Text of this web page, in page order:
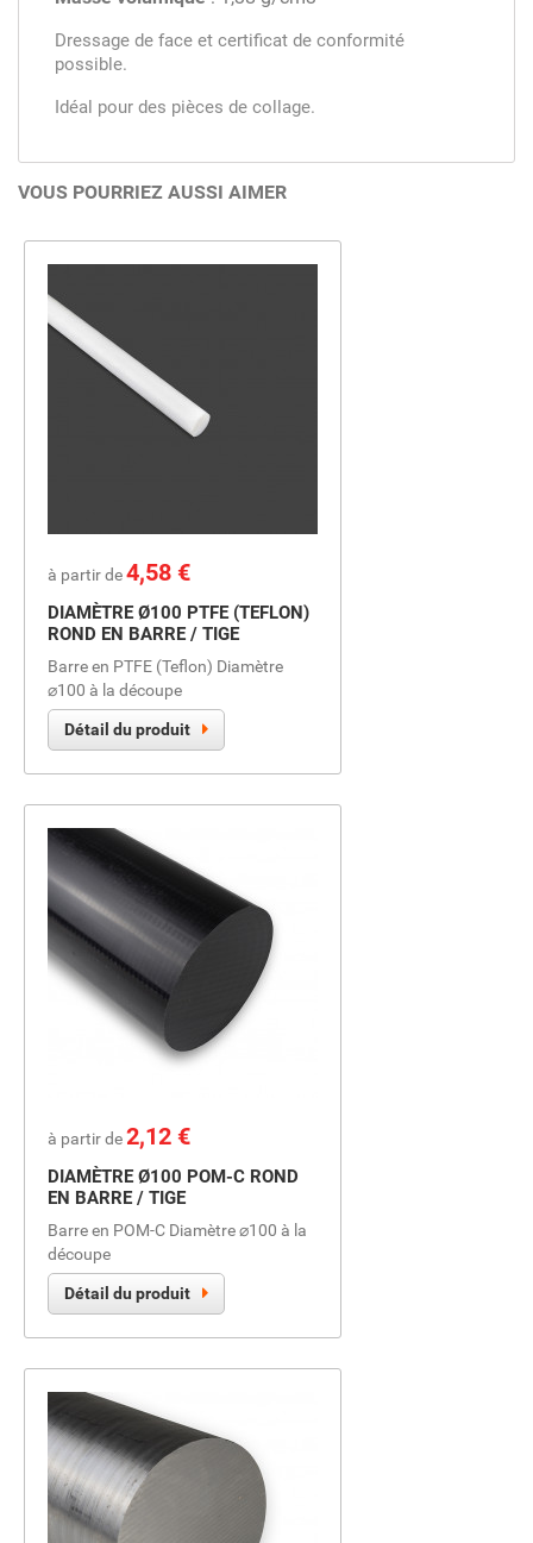
Dressage de face et certificat de conformité
possible.
Idéal pour des pièces de collage.
VOUS POURRIEZ AUSSI AIMER
à partir de Prix
4,58 €
DIAMÈTRE Ø100 PTFE (TEFLON)
ROND EN BARRE / TIGE
Barre en PTFE (Teflon) Diamètre
⌀100 à la découpe
Détail du produit
à partir dePrix
2,12 €
DIAMÈTRE Ø100 POM-C ROND
EN BARRE / TIGE
Barre en POM-C Diamètre ⌀100 à la
découpe
Détail du produit